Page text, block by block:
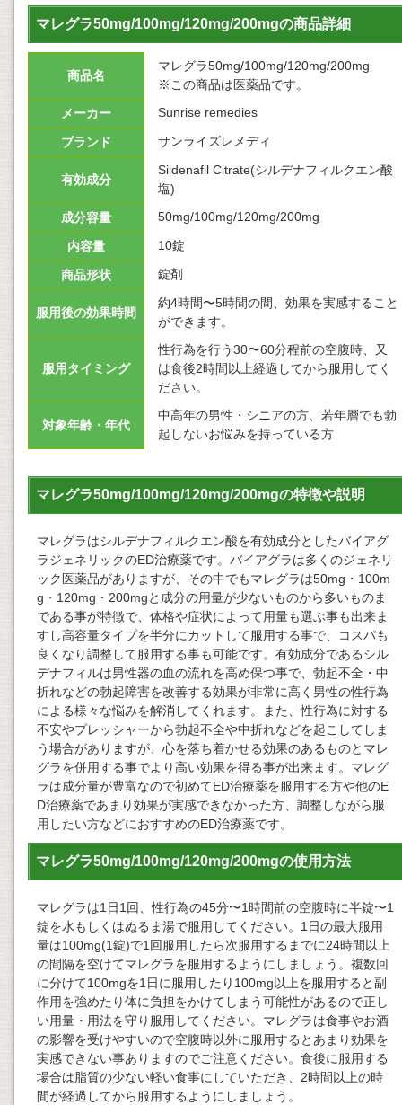
マレグラ50mg/100mg/120mg/200mgの商品詳細
商品名
マレグラ50mg/100mg/120mg/200mg
※この商品は医薬品です。
メーカー
Sunrise remedies
ブランド サンライズレメディ
有効成分
Sildenafil Citrate(シルデナフィルクエン酸
塩)
成分容量
50mg/100mg/120mg/200mg
内容量 10錠
商品形状 錠剤
服用後の効果時間
約4時間〜5時間の間、効果を実感すること
ができます。
服用タイミング
性行為を行う30〜60分程前の空腹時、又
は食後2時間以上経過してから服用してく
ださい。
対象年齢・年代
中高年の男性・シニアの方、若年層でも勃
起しないお悩みを持っている方
マレグラ50mg/100mg/120mg/200mgの特徴や説明
マレグラはシルデナフィルクエン酸を有効成分としたバイアグ
ラジェネリックのED治療薬です。バイアグラは多くのジェネリ
ック医薬品がありますが、その中でもマレグラは50mg・100m
g・120mg・200mgと成分の用量が少ないものから多いものま
である事が特徴で、体格や症状によって用量も選ぶ事も出来ま
すし高容量タイプを半分にカットして服用する事で、コスパも
良くなり調整して服用する事も可能です。有効成分であるシル
デナフィルは男性器の血の流れを高め保つ事で、勃起不全・中
折れなどの勃起障害を改善する効果が非常に高く男性の性行為
による様々な悩みを解消してくれます。また、性行為に対する
不安やプレッシャーから勃起不全や中折れなどを起こしてしま
う場合がありますが、心を落ち着かせる効果のあるものとマレ
グラを併用する事でより高い効果を得る事が出来ます。マレグ
ラは成分量が豊富なので初めてED治療薬を服用する方や他のE
D治療薬であまり効果が実感できなかった方、調整しながら服
用したい方などにおすすめのED治療薬です。
マレグラ50mg/100mg/120mg/200mgの使用方法
マレグラは1日1回、性行為の45分〜1時間前の空腹時に半錠〜1
錠を水もしくはぬるま湯で服用してください。1日の最大服用
量は100mg(1錠)で1回服用したら次服用するまでに24時間以上
の間隔を空けてマレグラを服用するようにしましょう。複数回
に分けて100mgを1日に服用したり100mg以上を服用すると副
作用を強めたり体に負担をかけてしまう可能性があるので正し
い用量・用法を守り服用してください。マレグラは食事やお酒
の影響を受けやすいので空腹時以外に服用するとあまり効果を
実感できない事ありますのでご注意ください。食後に服用する
場合は脂質の少ない軽い食事にしていただき、2時間以上の時
間が経過してから服用するようにしましょう。